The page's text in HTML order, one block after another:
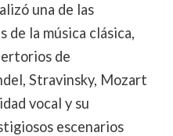
una de las
de la música clásica,
de
Stravinsky, Mozart
vocal y su
escenarios